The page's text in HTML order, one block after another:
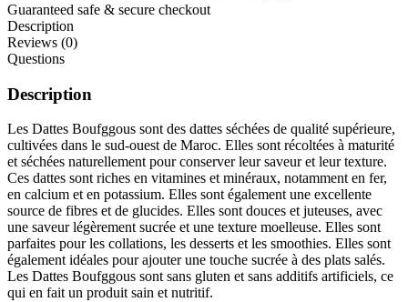
Guaranteed safe & secure checkout
Description
Reviews (0)
Questions
Description
Les Dattes Boufggous sont des dattes séchées de qualité supérieure,
cultivées dans le sud-ouest de Maroc. Elles sont récoltées à maturité
et séchées naturellement pour conserver leur saveur et leur texture.
Ces dattes sont riches en vitamines et minéraux, notamment en fer,
en calcium et en potassium. Elles sont également une excellente
source de fibres et de glucides. Elles sont douces et juteuses, avec
une saveur légèrement sucrée et une texture moelleuse. Elles sont
parfaites pour les collations, les desserts et les smoothies. Elles sont
également idéales pour ajouter une touche sucrée à des plats salés.
Les Dattes Boufggous sont sans gluten et sans additifs artificiels, ce
qui en fait un produit sain et nutritif.